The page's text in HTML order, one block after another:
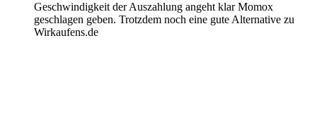
Geschwindigkeit der Auszahlung angeht klar Momox
geschlagen geben. Trotzdem noch eine gute Alternative zu
Wirkaufens.de